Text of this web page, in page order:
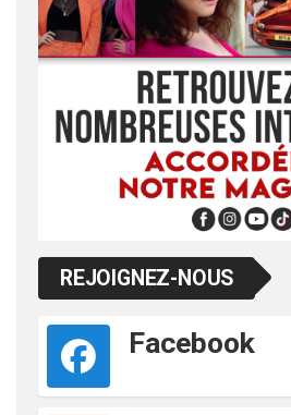
REJOIGNEZ-NOUS
Facebook